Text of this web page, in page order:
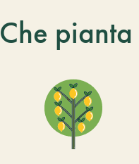
Che